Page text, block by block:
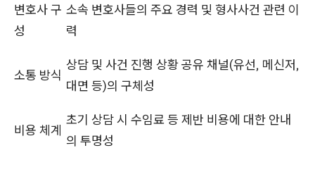
변호사 구
성
소속 변호사들의 주요 경력 및 형사사건 관련 이
력
소통 방식
상담 및 사건 진행 상황 공유 채널(유선, 메신저,
대면 등)의 구체성
비용 체계
초기 상담 시 수임료 등 제반 비용에 대한 안내
의 투명성